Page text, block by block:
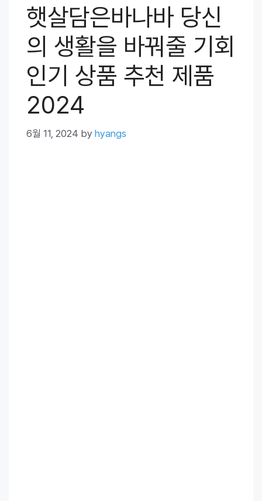
햇살담은바나바 당신
의 생활을 바꿔줄 기회
인기 상품 추천 제품
2024
6월 11, 2024 by hyangs